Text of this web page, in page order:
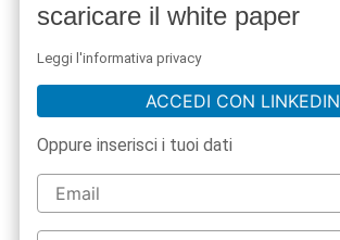
scaricare il white paper
Leggi l'informativa privacy
ACCEDI CON LINKEDIN
Oppure inserisci i tuoi dati